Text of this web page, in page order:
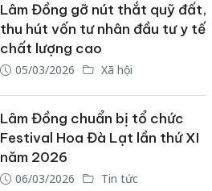
Lâm Đồng gỡ nút thắt quỹ đất,
thu hút vốn tư nhân đầu tư y tế
chất lượng cao
05/03/2026 Xã hội
Lâm Đồng chuẩn bị tổ chức
Festival Hoa Đà Lạt lần thứ XI
năm 2026
06/03/2026 Tin tức